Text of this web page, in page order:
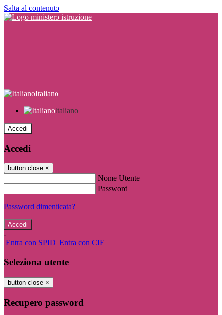
Salta al contenuto
Italiano
Italiano
Accedi
Accedi
button close ×
Nome Utente
Password
Password dimenticata?
-
Entra con SPID Entra con CIE
Seleziona utente
button close ×
Recupero password